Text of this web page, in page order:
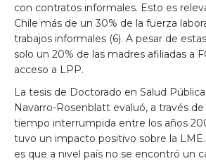
con contratos informales. Esto es
Chile más de un 30% de la fuerza
trabajos informales (6). A pesar de
solo un 20% de las madres afiliadas a
acceso a LPP.
La tesis de Doctorado en Salud
Navarro-Rosenblatt evaluó, a través
tiempo interrumpida entre los años
tuvo un impacto positivo sobre la
es que a nivel país no se encontró un